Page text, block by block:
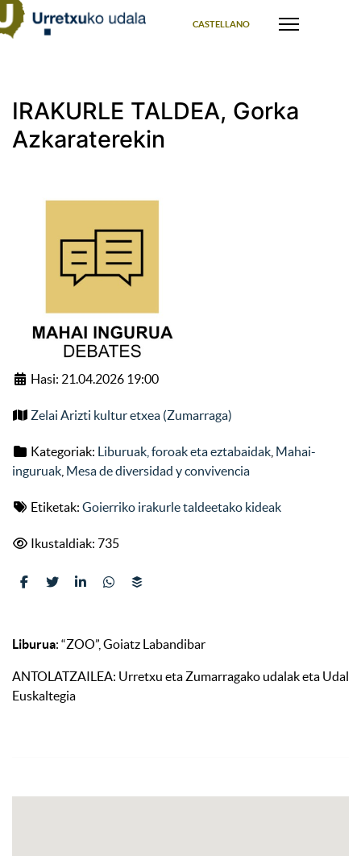
CASTELLANO
IRAKURLE TALDEA, Gorka
Azkaraterekin
Hasi: 21.04.2026 19:00
Zelai Arizti kultur etxea (Zumarraga)
Kategoriak: Liburuak, foroak eta eztabaidak Mahai-
inguruak Mesa de diversidad y convivencia
Etiketak: Goierriko irakurle taldeetako kideak
Ikustaldiak: 735
Liburua: “ZOO”, Goiatz Labandibar
ANTOLATZAILEA: Urretxu eta Zumarragako udalak eta Udal
Euskaltegia